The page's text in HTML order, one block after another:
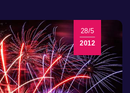
28/5
2012